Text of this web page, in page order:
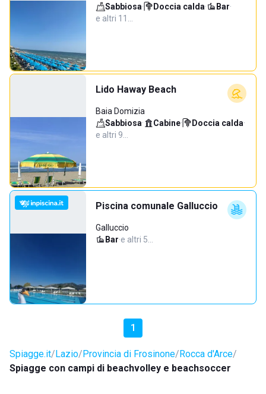
Sabbiosa· Doccia calda· Bar·
e altri 11…
Lido Haway Beach
Baia Domizia
Sabbiosa· Cabine· Doccia calda·
e altri 9…
Piscina comunale Galluccio
Galluccio
Bar·e altri 5…
1
Spiagge.it Lazio Provincia di Frosinone Rocca d'Arce
Spiagge con campi di beachvolley e beachsoccer